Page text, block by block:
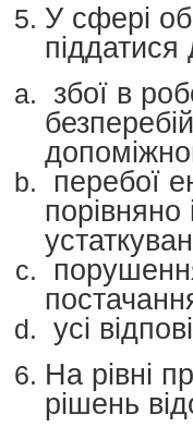
У сфері
піддатися
збої в
перебої
усі
На рівні
рішень